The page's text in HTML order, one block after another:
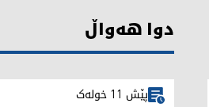
دوا هەواڵ
پێش 11 خولەک